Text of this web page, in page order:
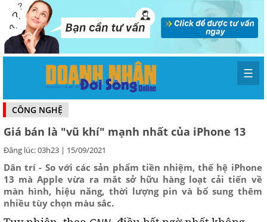
☰
CÔNG NGHỆ
Giá bán là "vũ khí" mạnh nhất của iPhone 13
Đăng lúc: 03h23 | 15/09/2021
Dân trí - So với các sản phẩm tiền nhiệm, thế hệ iPhone
13 mà Apple vừa ra mắt sở hữu hàng loạt cải tiến về
màn hình, hiệu năng, thời lượng pin và bổ sung thêm
nhiều tùy chọn màu sắc.